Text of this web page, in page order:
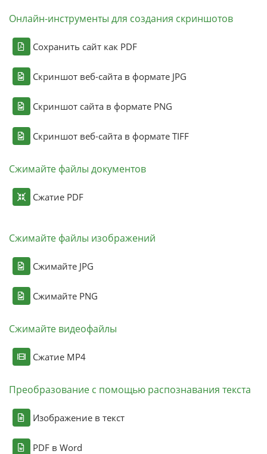
Онлайн-инструменты для создания скриншотов
Сохранить сайт как PDF
Скриншот веб-сайта в формате JPG
Скриншот сайта в формате PNG
Скриншот веб-сайта в формате TIFF
Сжимайте файлы документов
Сжатие PDF
Сжимайте файлы изображений
Сжимайте JPG
Сжимайте PNG
Сжимайте видеофайлы
Сжатие MP4
Преобразование с помощью распознавания текста
Изображение в текст
PDF в Word